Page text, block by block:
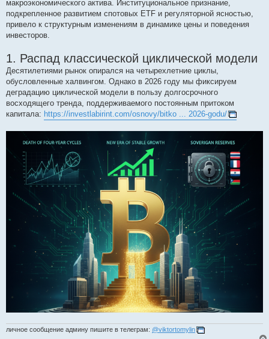
макроэкономического актива. Институциональное признание,
подкрепленное развитием спотовых ETF и регуляторной ясностью,
привело к структурным изменениям в динамике цены и поведения
инвесторов.
1. Распад классической циклической модели
Десятилетиями рынок опирался на четырехлетние циклы,
обусловленные халвингом. Однако в 2026 году мы фиксируем
деградацию циклической модели в пользу долгосрочного
восходящего тренда, поддерживаемого постоянным притоком
капитала: https://investlabirint.com/osnovy/bitko ... 2026-godu/
личное сообщение админу пишите в телеграм: @viktortomylin